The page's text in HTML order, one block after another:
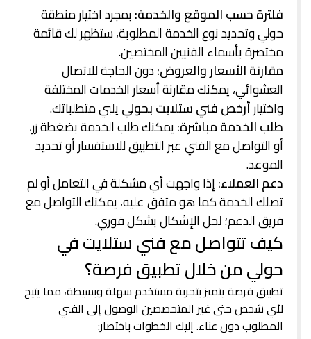
فلترة حسب الموقع والخدمة:بمجرد اختيار منطقة
حولي وتحديد نوع الخدمة المطلوبة، ستظهر لك قائمة
مختصرة بأسماء الفنيين المختصين.
مقارنة الأسعار والعروض:دون الحاجة للاتصال
العشوائي، يمكنك مقارنة أسعار الخدمات المختلفة
واختيارأرخص فني ستلايت بحولييلبي متطلباتك.
طلب الخدمة مباشرة:يمكنك طلب الخدمة بضغطة زر،
أو التواصل مع الفني عبر التطبيق للاستفسار أو تحديد
الموعد.
دعم العملاء:إذا واجهت أي مشكلة في التعامل أو لم
تصلك الخدمة كما هو متفق عليه، يمكنك التواصل مع
فريق الدعم؛ لحل الإشكال بشكل فوري.
كيف تتواصل مع فني ستلايت في
حولي من خلال تطبيق فرصة؟
تطبيق فرصة يتميز بتجربة مستخدم سهلة وبسيطة، مما يتيح
لأي شخص حتى غير المتخصصين الوصول إلى الفني
المطلوب دون عناء. إليك الخطوات باختصار: